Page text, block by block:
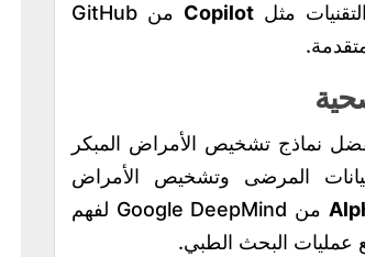
مثل Copilot
من GitHub
نماذج تشخيص الأمراض المبكر
بيانات المرضى وتشخيص الأمراض
من Google DeepMind لفهم
عمليات البحث الطبي.